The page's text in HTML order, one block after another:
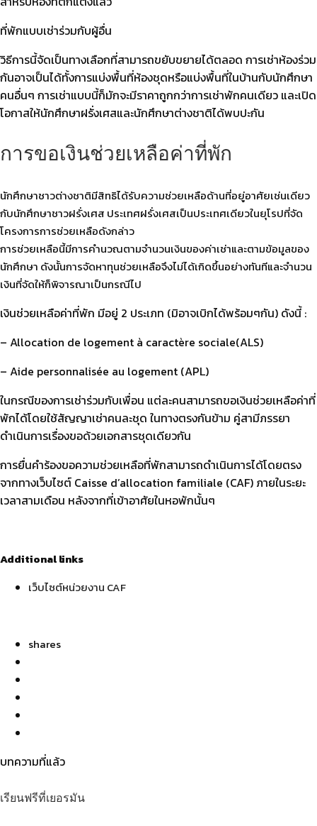
ที่พักแบบเช่าร่วมกับผู้อื่น
วิธีการนี้จัดเป็นทางเลือกที่สามารถขยับขยายได้ตลอด การเช่าห้องร่วม
กันอาจเป็นได้ทั้งการแบ่งพื้นที่ห้องชุดหรือแบ่งพื้นที่ในบ้านกับนักศึกษา
คนอื่นๆ การเช่าแบบนี้ก็มักจะมีราคาถูกกว่าการเช่าพักคนเดียว และเปิด
โอกาสให้นักศึกษาฝรั่งเศสและนักศึกษาต่างชาติได้พบปะกัน
การขอเงินช่วยเหลือค่าที่พัก
นักศึกษาชาวต่างชาติมีสิทธิได้รับความช่วยเหลือด้านที่อยู่อาศัยเช่นเดียว
กับนักศึกษาชาวฝรั่งเศส ประเทศฝรั่งเศสเป็นประเทศเดียวในยุโรปที่จัด
โครงการการช่วยเหลือดังกล่าว
การช่วยเหลือนี้มีการคำนวณตามจำนวนเงินของค่าเช่าและตามข้อมูลของ
นักศึกษา ดังนั้นการจัดหาทุนช่วยเหลือจึงไม่ได้เกิดขึ้นอย่างทันทีและจำนวน
เงินที่จัดให้ก็พิจารณาเป็นกรณีไป
เงินช่วยเหลือค่าที่พัก มีอยู่ 2 ประเภท (มิอาจเบิกได้พร้อมๆกัน) ดังนี้ :
– Allocation de logement à caractère sociale(ALS)
– Aide personnalisée au logement (APL)
ในกรณีของการเช่าร่วมกับเพื่อน แต่ละคนสามารถขอเงินช่วยเหลือค่าที่
พักได้โดยใช้สัญญาเช่าคนละชุด ในทางตรงกันข้าม คู่สามีภรรยา
ดำเนินการเรื่องขอด้วยเอกสารชุดเดียวกัน
การยื่นคำร้องขอความช่วยเหลือที่พักสามารถดำเนินการได้โดยตรง
จากทางเว็บไซต์ Caisse d’allocation familiale (CAF) ภายในระยะ
เวลาสามเดือน หลังจากที่เข้าอาศัยในหอพักนั้นๆ
Additional links
เว็บไซต์หน่วยงาน CAF
shares
บทความที่แล้ว
เรียนฟรีที่เยอรมัน